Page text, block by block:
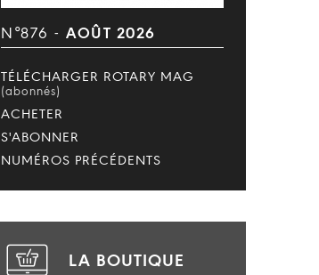
N°876 - AOÛT 2026
TÉLÉCHARGER ROTARY MAG
(abonnés)
ACHETER
S'ABONNER
NUMÉROS PRÉCÉDENTS
LA BOUTIQUE